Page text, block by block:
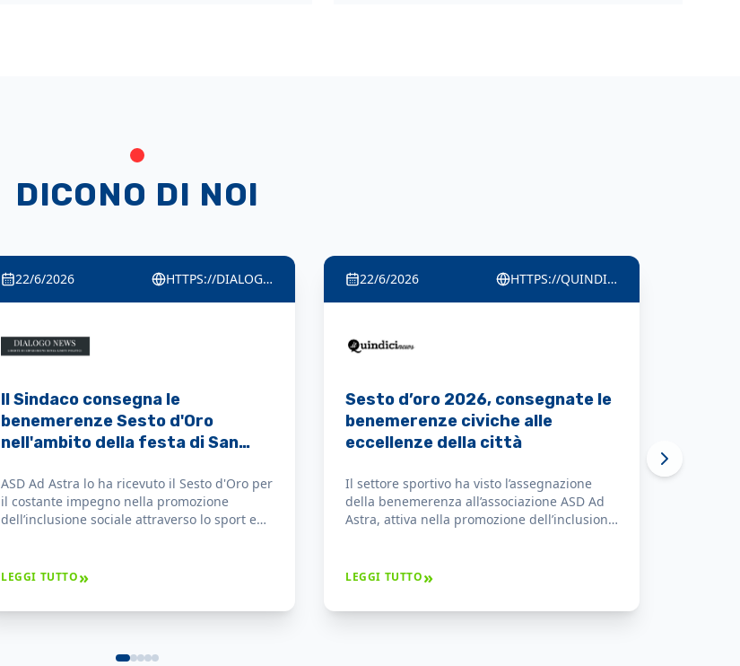
DICONO DI NOI
22/6/2026 HTTPS://QUINDICINEWS.IT
Sesto d’oro 2026, consegnate le
benemerenze civiche alle
eccellenze della città
Il settore sportivo ha visto l’assegnazione
della benemerenza all’associazione ASD Ad
Astra, attiva nella promozione dell’inclusione
LEGGI TUTTO»
22/6/2026 HTTPS://WWW.VIVERECOLOGNO.IT
Sesto d'oro 2026: premiate le
eccellenze che danno valore alla
città
ASD Ad Astra lha ricevuto il Sesto d'Oro per il
costante impegno nella promozione
dell’inclusione sociale attraverso lo sport e
LEGGI TUTTO»